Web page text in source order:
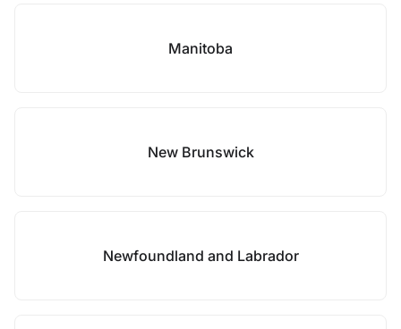
Manitoba
New Brunswick
Newfoundland and Labrador